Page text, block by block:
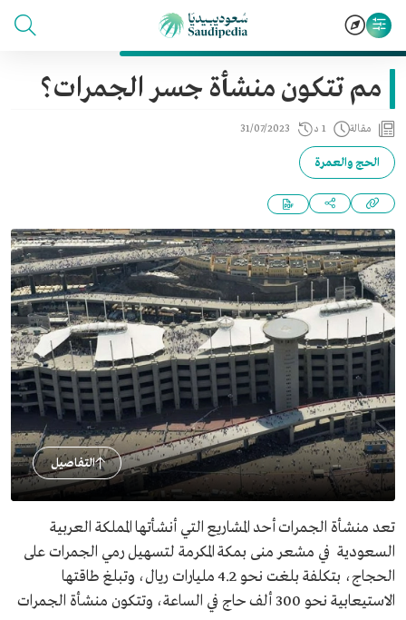
مم تتكون منشأة جسر الجمرات؟
مقالة 1 د 31/07/2023
الحج والعمرة
التفاصيل
تعد منشأة الجمرات أحد المشاريع التي أنشأتها المملكة العربية
السعودية في مشعر منى بمكة المكرمة لتسهيل رمي الجمرات على
الحجاج، بتكلفة بلغت نحو 4.2 مليارات ريال، وتبلغ طاقتها
الاستيعابية نحو 300 ألف حاج في الساعة، وتتكون منشأة الجمرات